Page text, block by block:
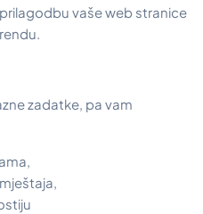
vaše web stranice
zadatke, pa vam